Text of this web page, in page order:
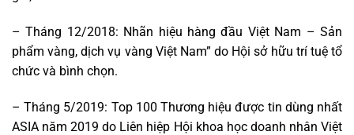
– Tháng 12/2018: Nhãn hiệu hàng đầu Việt Nam – Sản
phẩm vàng, dịch vụ vàng Việt Nam” do Hội sở hữu trí tuệ tổ
chức và bình chọn.
– Tháng 5/2019: Top 100 Thương hiệu được tin dùng nhất
ASIA năm 2019 do Liên hiệp Hội khoa học doanh nhân Việt